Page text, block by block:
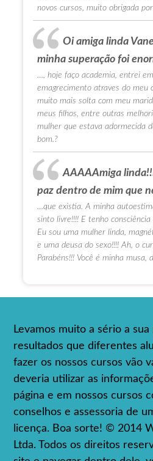
novos cursos, muito obrigada
Oi amiga linda
minha superação foi
…, hoje faço academia, entrei
emagrecimento atraves do meu
muito mais solta com meu
meus filhos, entre outras
mulher que estava adormecida
bom.?
AAAAAmiga
paz dentro de mim que
…que existia. A minha
sinto livre!!!! E tenho
Eu sou uma mulher linda,
e uma deusa do sexo!!!! Ah, o
Parabéns!!! Você é minha musa,
Levamos muito a sério a
resultados que diferentes
fazer os nossos cursos vão
deveria utilizar as
página e em nossos cursos
conselhos e assessoria de
licença. Boa sorte! © 2014
Ltda. Todos os direitos